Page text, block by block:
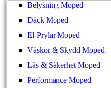
Belysning Moped
Däck Moped
El-Prylar Moped
Väskor & Skydd Moped
Lås & Säkerhet Moped
Performance Moped